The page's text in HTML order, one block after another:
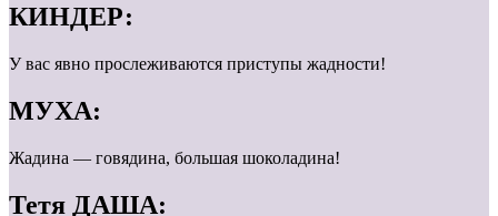
КИНДЕР:
У вас явно прослеживаются приступы жадности!
МУХА:
Жадина — говядина, большая шоколадина!
Тетя ДАША: